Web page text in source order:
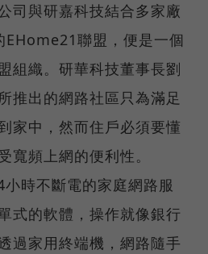
司與研嘉科技結合多家廠
聯盟，便是一個
組織。研華科技董事長劉
推出的網路社區只為滿足
家中，然而住戶必須要懂
寬頻上網的便利性。
時不斷電的家庭網路服
式的軟體，操作就像銀行
過家用終端機，網路隨手